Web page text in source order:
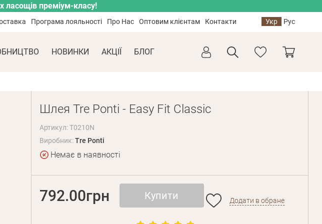
ласощів преміум-класу!
Програма лояльності Про Нас Оптовим клієнтам Контакти Укр Рус
НОВИНКИ АКЦІЇ БЛОГ
Шлея Tre Ponti - Easy Fit Classic
Артикул: T0210N
Виробник:Tre Ponti
Немає в наявності
792.00грн Купити Додати в обране